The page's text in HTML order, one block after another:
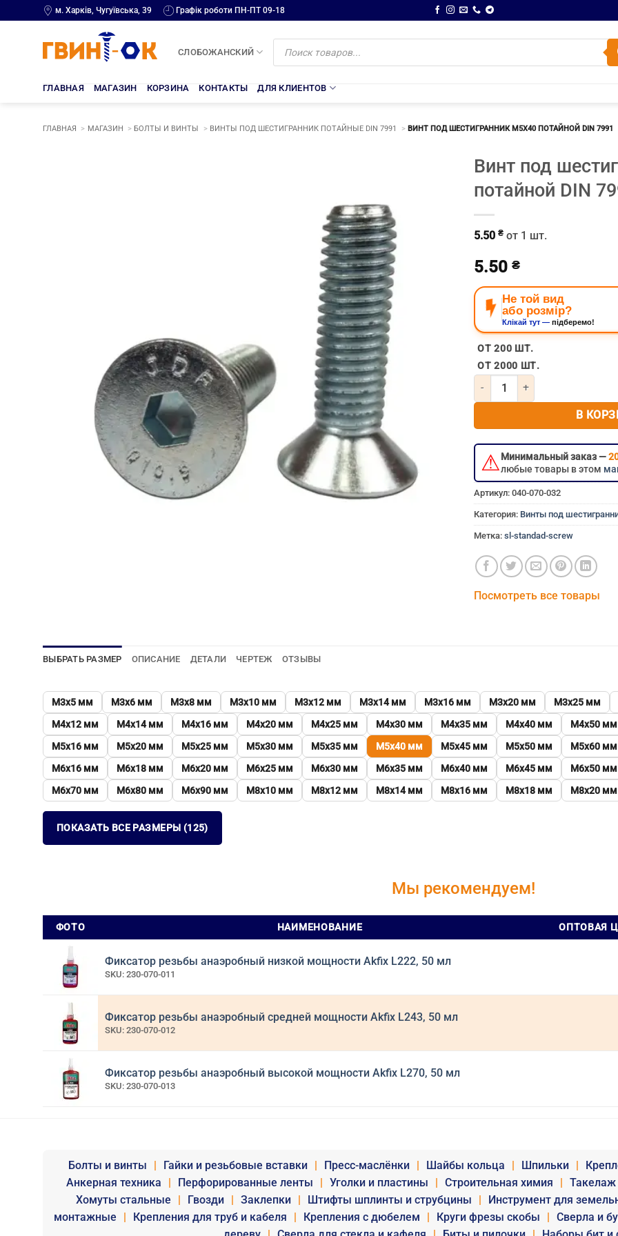
to
м. Харків, Чугуївська, 39 Графік роботи ПН-ПТ 09-18
СЛОБОЖАНСКИЙ
Поиск
товаров
ГЛАВНАЯ МАГАЗИН КОРЗИНА КОНТАКТЫ ДЛЯ КЛИЕНТОВ
ГЛАВНАЯ МАГАЗИН БОЛТЫ И ВИНТЫ ВИНТЫ ПОД ШЕСТИГРАННИК ПОТАЙНЫЕ DIN 7991 ВИНТ ПОД ШЕСТИГРАННИК М5Х40 ПОТАЙНОЙ DIN 7991
Винт под
потайной DIN
5.50 ₴ от 1 шт.
5.50 ₴
Не той вид
або розмір?
Клікай тут — підберемо!
Винт под шестигранник
ОТ 200 ШТ.
ОТ 2000 ШТ.
Количество товара Винт под
В
⚠Минимальный заказ —
любые товары в этом
Артикул: 040-070-032
Категория: Винты под
Метка: sl-standad-screw
Посмотреть все товары
ВЫБРАТЬ РАЗМЕР ОПИСАНИЕ ДЕТАЛИ ЧЕРТЕЖ ОТЗЫВЫ
М3х5 мм М3х6 мм М3х8 мм М3х10 мм М3х12 мм М3х14 мм М3х16 мм М3х20 мм М3х25 мм
М4х12 мм
М4х14 мм М4х16 мм М4х20 мм М4х25 мм М4х30 мм М4х35 мм М4х40 мм М4х50 мм
М5х16 мм
М5х20 мм М5х25 мм М5х30 мм М5х35 мм М5х40 мм М5х45 мм М5х50 мм М5х60 мм
М6х16 мм
М6х18 мм М6х20 мм М6х25 мм М6х30 мм М6х35 мм М6х40 мм М6х45 мм М6х50 мм
М6х70 мм
М6х80 мм М6х90 мм М8х10 мм М8х12 мм М8х14 мм М8х16 мм М8х18 мм М8х20 мм
ПОКАЗАТЬ ВСЕ РАЗМЕРЫ (125)
Мы рекомендуем!
ФОТО НАИМЕНОВАНИЕ ОПТОВАЯ
Фиксатор резьбы анаэробный низкой мощности Akfix L222, 50 мл
SKU: 230-070-011
Фиксатор резьбы анаэробный средней мощности Akfix L243, 50 мл
SKU: 230-070-012
Фиксатор резьбы анаэробный высокой мощности Akfix L270, 50 мл
SKU: 230-070-013
Болты и винты Гайки и резьбовые вставки Пресс-маслёнки Шайбы кольца Шпильки
Анкерная техника
Перфорированные ленты Уголки и пластины Строительная химия Такелаж
Хомуты стальные
Гвозди Заклепки Штифты шплинты и струбцины Инструмент для
монтажные
Крепления для труб и кабеля Крепления с дюбелем Круги фрезы скобы Сверла и